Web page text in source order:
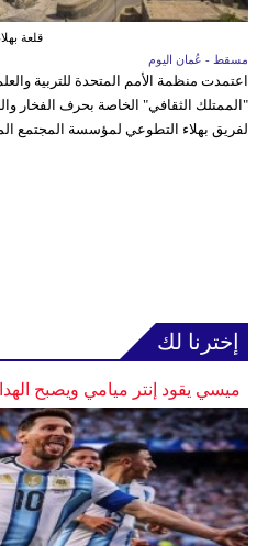
قلعة
مسقط - عُمان اليوم
اعتمدت منظمة الأمم المتحدة للتربية
"الممتلك الثقافي" الخاصة بحرف الفخار
لفريق بهلاء التطوعي لمؤسسة المجتمع
إخترنا لك
ميسي يقود إنتر ميامي ويصبح